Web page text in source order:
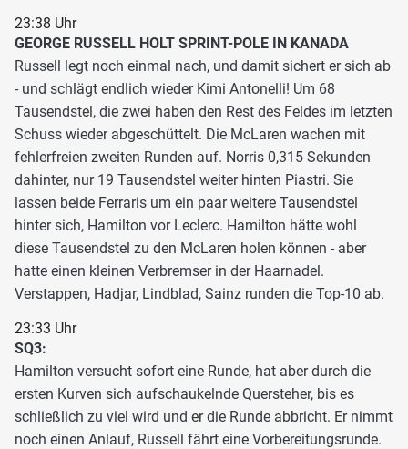
23:38 Uhr
GEORGE RUSSELL HOLT SPRINT-POLE IN KANADA
Russell legt noch einmal nach, und damit sichert er sich ab
- und schlägt endlich wieder Kimi Antonelli! Um 68
Tausendstel, die zwei haben den Rest des Feldes im letzten
Schuss wieder abgeschüttelt. Die McLaren wachen mit
fehlerfreien zweiten Runden auf. Norris 0,315 Sekunden
dahinter, nur 19 Tausendstel weiter hinten Piastri. Sie
lassen beide Ferraris um ein paar weitere Tausendstel
hinter sich, Hamilton vor Leclerc. Hamilton hätte wohl
diese Tausendstel zu den McLaren holen können - aber
hatte einen kleinen Verbremser in der Haarnadel.
Verstappen, Hadjar, Lindblad, Sainz runden die Top-10 ab.
23:33 Uhr
SQ3:
Hamilton versucht sofort eine Runde, hat aber durch die
ersten Kurven sich aufschaukelnde Quersteher, bis es
schließlich zu viel wird und er die Runde abbricht. Er nimmt
noch einen Anlauf, Russell fährt eine Vorbereitungsrunde.